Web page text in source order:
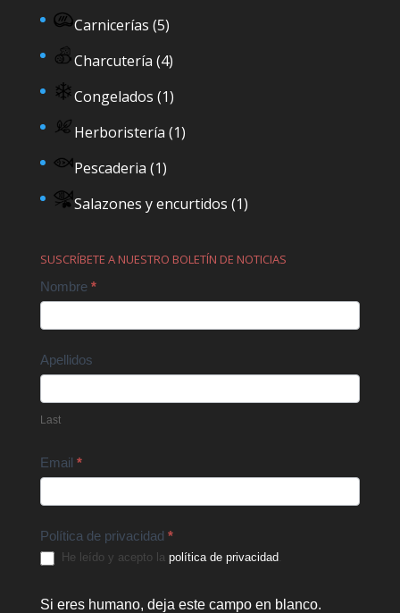
Carnicerías (5)
Charcutería (4)
Congelados (1)
Herboristería (1)
Pescaderia (1)
Salazones y encurtidos (1)
SUSCRÍBETE A NUESTRO BOLETÍN DE NOTICIAS
Contact
Nombre *
Apellidos
Last
Email *
Política de privacidad *
He leído y acepto la política de privacidad.
Si eres humano, deja este campo en blanco.